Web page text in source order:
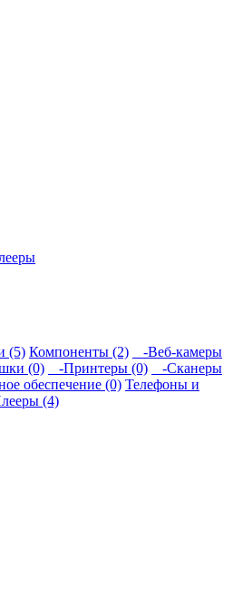
(5) Компоненты (2)
-Веб-камеры
(0) -Принтеры (0)
-Сканеры
обеспечение (0) Телефоны и
(4)